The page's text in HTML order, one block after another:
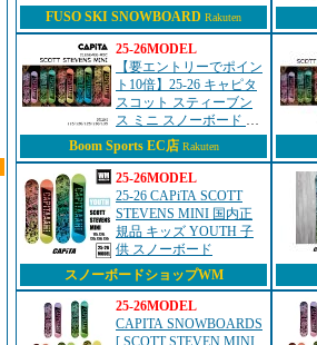
FUSO SKI SNOWBOARD Rakuten
25-26MODEL
【要エントリーでポイン
ト10倍】25-26 キャピタ
スコット スティーブン
ス ミニ スノーボード 板
CAPITA SCOTT
STEVENS MINI ユース
キッズ スノボ 20...
Boom Sports EC店 Rakuten
25-26MODEL
25-26 CAPiTA SCOTT
STEVENS MINI 国内正
規品 キッズ YOUTH 子
供 スノーボード
スノーボードショップWM
25-26MODEL
CAPITA SNOWBOARDS
[ SCOTT STEVEN MINI